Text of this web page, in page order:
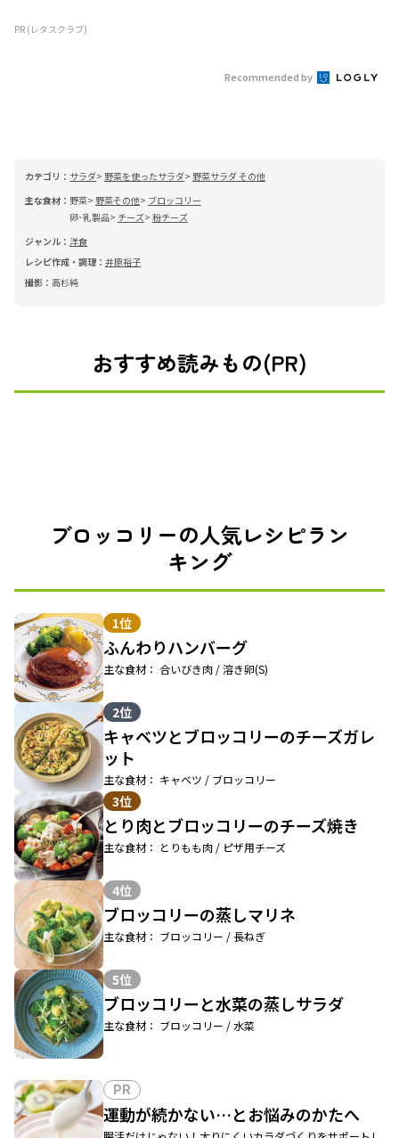
PR (レタスクラブ)
Recommended by
カテゴリ： サラダ 野菜を使ったサラダ
野菜サラダ その他
主な食材： 野菜 野菜その他
ブロッコリー
卵･乳製品
チーズ 粉チーズ
ジャンル： 洋食
レシピ作成・調理： 井原裕子
撮影： 高杉純
おすすめ読みもの(PR)
ブロッコリーの人気レシピラン
キング
1位
ふんわりハンバーグ
主な食材： 合いびき肉 / 溶き卵(S)
2位
キャベツとブロッコリーのチーズガレ
ット
主な食材： キャベツ / ブロッコリー
3位
とり肉とブロッコリーのチーズ焼き
主な食材： とりもも肉 / ピザ用チーズ
4位
ブロッコリーの蒸しマリネ
主な食材： ブロッコリー / 長ねぎ
5位
ブロッコリーと水菜の蒸しサラダ
主な食材： ブロッコリー / 水菜
PR
運動が続かない…とお悩みのかたへ